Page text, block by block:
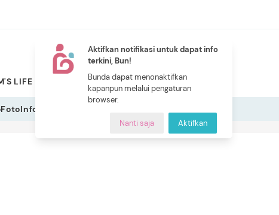
Aktifkan notifikasi untuk dapat info
terkini, Bun!
Bunda dapat menonaktifkan
kapanpun melalui pengaturan
browser.
Nanti saja Aktifkan
LIFE PILIHAN BUNDA
NEW
CERITA BUNDA
FotoInfografis